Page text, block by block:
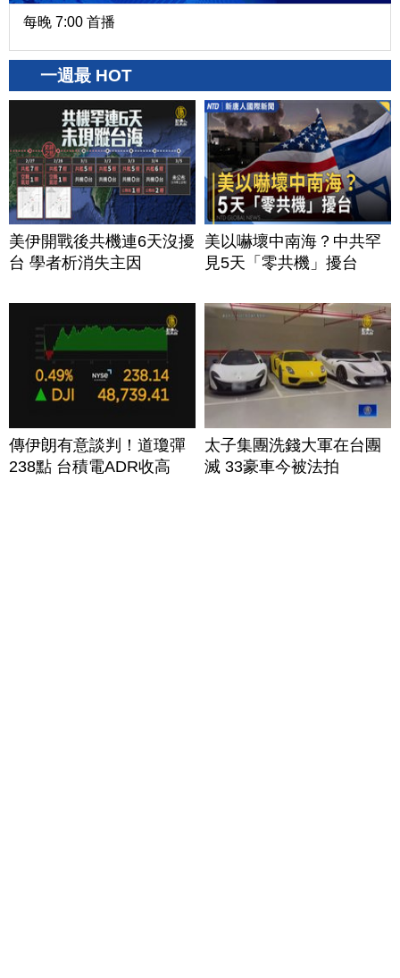
每晚 7:00 首播
一週最 HOT
美伊開戰後共機連6天沒擾
台 學者析消失主因
美以嚇壞中南海？中共罕
見5天「零共機」擾台
傳伊朗有意談判！道瓊彈
238點 台積電ADR收高
太子集團洗錢大軍在台團
滅 33豪車今被法拍